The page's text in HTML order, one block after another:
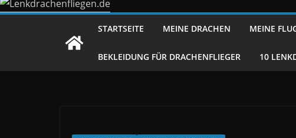
STARTSEITE MEINE DRACHEN MEINE
BEKLEIDUNG FÜR DRACHENFLIEGER 10